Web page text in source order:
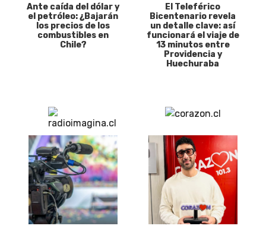
Ante caída del dólar y
el petróleo: ¿Bajarán
los precios de los
combustibles en
Chile?
El Teleférico
Bicentenario revela
un detalle clave: así
funcionará el viaje de
13 minutos entre
Providencia y
Huechuraba